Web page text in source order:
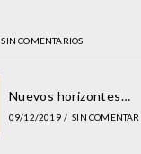
SIN COMENTARIOS
Nuevos horizontes…
09/12/2019 / SIN